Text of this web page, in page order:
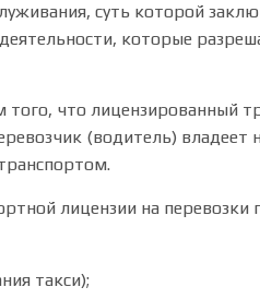
суть которой
которые
того, что лицензированный
(водитель)
лицензии на перевозки
такси);